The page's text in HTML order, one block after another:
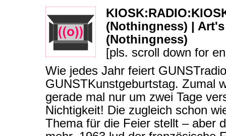
(Nothingness) |
(Nothingness)
[pls. scroll down for
Wie jedes Jahr feiert
GUNSTKunstgeburtstag. Zumal
gerade mal nur um zwei Tage
Nichtigkeit! Die zugleich schon
Thema für die Feier stellt – aber